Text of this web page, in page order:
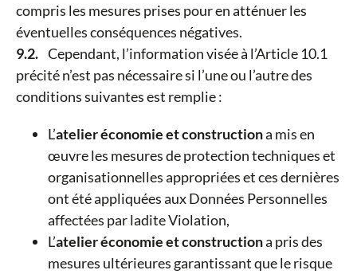
compris les mesures prises pour en atténuer les
éventuelles conséquences négatives.
9.2.Cependant, l’information visée à l’Article 10.1
précité n’est pas nécessaire si l’une ou l’autre des
conditions suivantes est remplie :
L’atelier économie et constructiona mis en
œuvre les mesures de protection techniques et
organisationnelles appropriées et ces dernières
ont été appliquées aux Données Personnelles
affectées par ladite Violation,
L’atelier économie et constructiona pris des
mesures ultérieures garantissant que le risque